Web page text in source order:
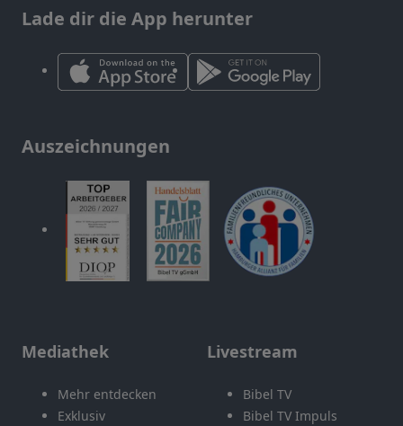
Lade dir die App herunter
Auszeichnungen
Mediathek
Mehr entdecken
Exklusiv
Livestream
Bibel TV
Bibel TV Impuls